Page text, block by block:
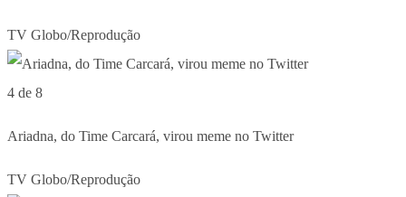
TV Globo/Reprodução
4 de 8
Ariadna, do Time Carcará, virou meme no Twitter
TV Globo/Reprodução